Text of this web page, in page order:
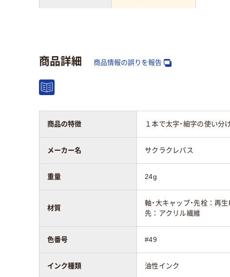
形状
アスクル商品環境
スコア
商品詳細 商品情報の誤りを報告
商品の特徴 １本で太字・細字の使い
メーカー名 サクラクレパス
重量 24g
材質
軸・大キャップ・先栓：再
先：アクリル繊維
色番号 #49
インク種類 油性インク